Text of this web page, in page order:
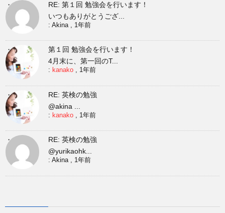
RE: 第１回 勉強会を行います！
いつもありがとうござ...
:Akina, 1年前
第１回 勉強会を行います！
4月末に、第一回のT...
: kanako , 1年前
RE: 英検の勉強
@akina ...
: kanako 1年前
RE: 英検の勉強
@yurikaohk...
:Akina, 1年前